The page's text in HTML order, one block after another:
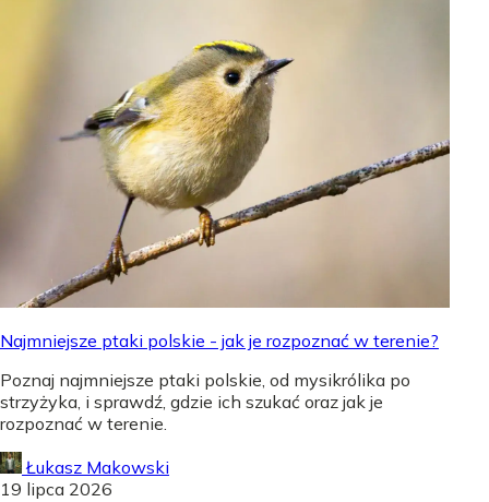
Najmniejsze ptaki polskie - jak je rozpoznać w terenie?
Poznaj najmniejsze ptaki polskie, od mysikrólika po
strzyżyka, i sprawdź, gdzie ich szukać oraz jak je
rozpoznać w terenie.
Łukasz Makowski
19 lipca 2026